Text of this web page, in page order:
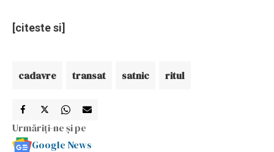
[citeste si]
cadavre transat satnic ritul
Urmăriți-ne și pe
Google News